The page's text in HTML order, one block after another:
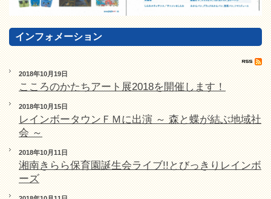
インフォメーション
2018年10月19日
こころのかたちアート展2018を開催します！
2018年10月15日
レインボータウンＦＭに出演 ～ 森と蝶が結ぶ地域社
会 ～
2018年10月11日
湘南きらら保育園誕生会ライブ!!とびっきりレインボ
ーズ